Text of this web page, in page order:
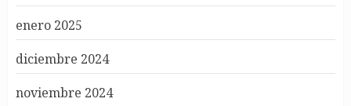
enero 2025
diciembre 2024
noviembre 2024